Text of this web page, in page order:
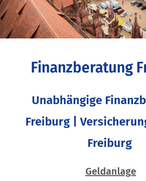
Finanzberatung
Unabhängige
Freiburg |
Freiburg
Geldanlage